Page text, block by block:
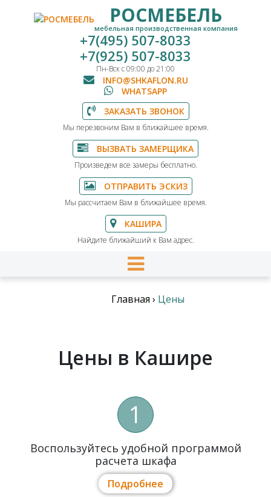
РОСМЕБЕЛЬ
мебельная производственная компания
+7(495) 507-8033
+7(925) 507-8033
Пн-Вск с 09:00 до 21:00
INFO@SHKAFLON.RU
WHATSAPP
ЗАКАЗАТЬ ЗВОНОК
Мы перезвоним Вам в ближайшее время.
ВЫЗВАТЬ ЗАМЕРЩИКА
Произведем все замеры бесплатно.
ОТПРАВИТЬ ЭСКИЗ
Мы рассчитаем Вам в ближайшее время.
КАШИРА
Найдите ближайший к Вам адрес.
Главная › Цены
Цены в Кашире
1
Воспользуйтесь удобной программой
расчета шкафа
Подробнее